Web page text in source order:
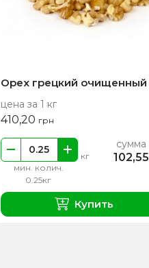
Орех грецкий очищенный
цена за 1 кг
410,20 грн
мин. колич.
0.25кг
кг
сумма
102,55
Купить